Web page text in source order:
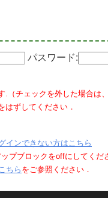
パスワード:
.（チェックを外した場合は
はずしてください．
インできない方はこちら
プブロックをoffにしてくだ
ちら をご参照ください．